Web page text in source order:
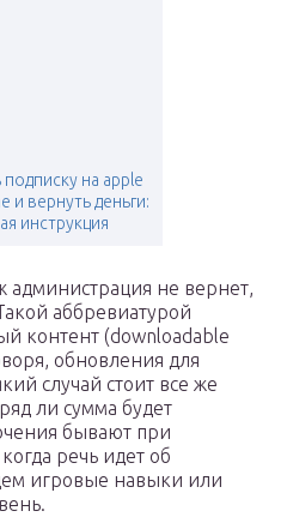
на apple
и вернуть деньги:
инструкция
администрация не вернет,
аббревиатурой
контент (downloadable
обновления для
случай стоит все же
ли сумма будет
бывают при
речь идет об
игровые навыки или